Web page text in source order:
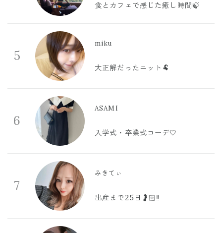
食とカフェで感じた癒し時間🍃
5
miku
大正解だったニット🐏
6
ASAMI
入学式・卒業式コーデ🤍
7
みきてぃ
出産まで25日🤰🏻‼️